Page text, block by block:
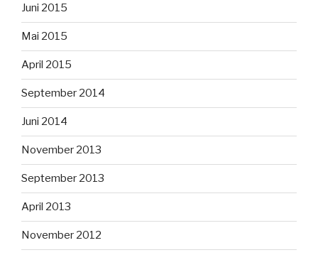
Juni 2015
Mai 2015
April 2015
September 2014
Juni 2014
November 2013
September 2013
April 2013
November 2012